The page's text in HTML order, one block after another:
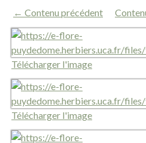
← Contenu précédent
Télécharger l'image
Télécharger l'image